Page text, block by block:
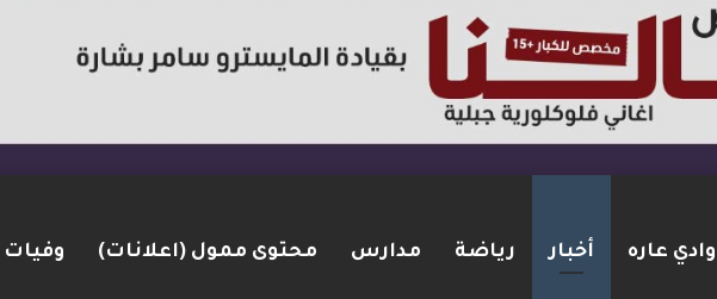
وادي عاره أخبار رياضة مدارس محتوى ممول (اعلانات) وفيات